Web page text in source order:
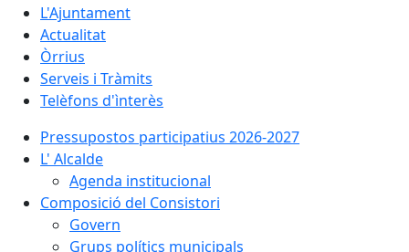
L'Ajuntament
Actualitat
Òrrius
Serveis i Tràmits
Telèfons d'ìnterès
Pressupostos participatius 2026-2027
L' Alcalde
Agenda institucional
Composició del Consistori
Govern
Grups polítics municipals